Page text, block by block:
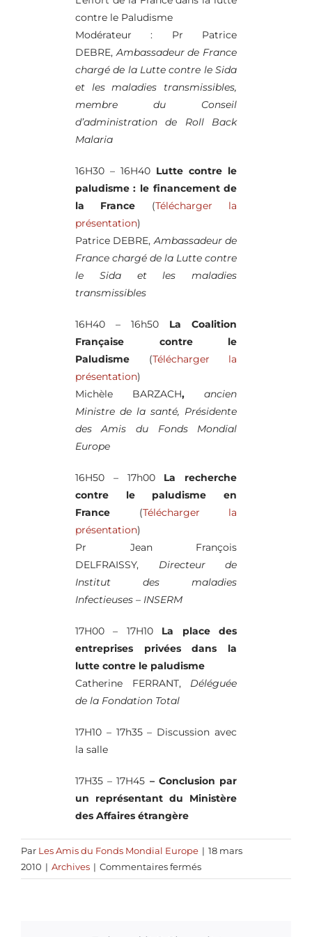
contre le Paludisme
Modérateur : Pr Patrice
DEBRE,Ambassadeur de France
chargé de la Lutte contre le Sida
et les maladies transmissibles,
membre du Conseil
d’administration de Roll Back
Malaria
16H30 – 16H40 Lutte contre le
paludisme : le financement de
la France (Télécharger la
présentation)
Patrice DEBRE,Ambassadeur de
France chargé de la Lutte contre
le Sida et les maladies
transmissibles
16H40 – 16h50 La Coalition
Française contre le
Paludisme(Télécharger la
présentation)
Michèle BARZACH,
ancien
Ministre de la santé, Présidente
des Amis du Fonds Mondial
Europe
16H50 – 17h00 La recherche
contre le paludisme en
France(Télécharger la
présentation)
Pr Jean François
DELFRAISSY, Directeur de
Institut des maladies
Infectieuses – INSERM
17H00 – 17H10 La place des
entreprises privées dans la
lutte contre le paludisme
Catherine FERRANT, Déléguée
de la Fondation Total
17H10 – 17h35 – Discussion avec
la salle
17H35 – 17H45 – Conclusion par
un représentant du Ministère
des Affaires étrangère
Par Les Amis du Fonds Mondial Europe | 18 mars
2010 | Archives | Commentaires ferméssur
Conférence